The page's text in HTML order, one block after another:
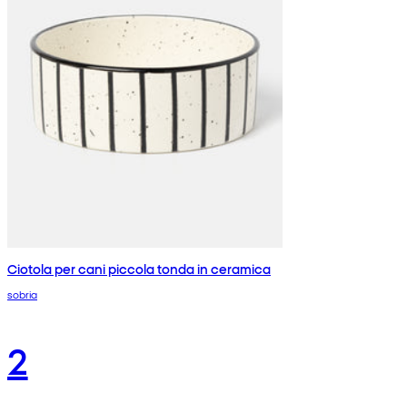
Ciotola per cani piccola tonda in ceramica
sobria
2